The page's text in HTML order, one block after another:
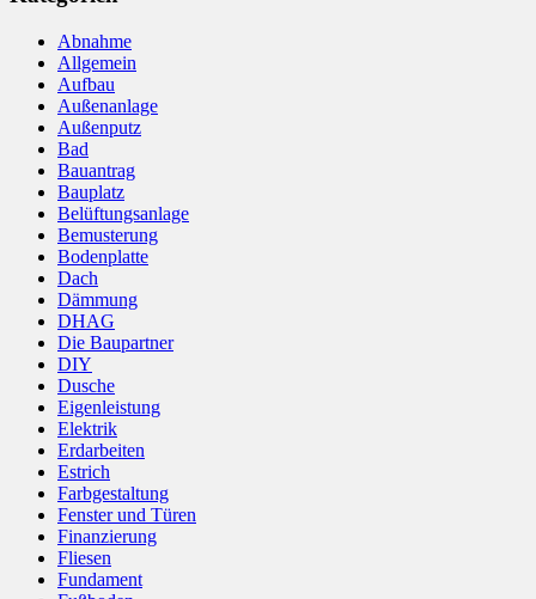
Abnahme
Allgemein
Aufbau
Außenanlage
Außenputz
Bad
Bauantrag
Bauplatz
Belüftungsanlage
Bemusterung
Bodenplatte
Dach
Dämmung
DHAG
Die Baupartner
DIY
Dusche
Eigenleistung
Elektrik
Erdarbeiten
Estrich
Farbgestaltung
Fenster und Türen
Finanzierung
Fliesen
Fundament